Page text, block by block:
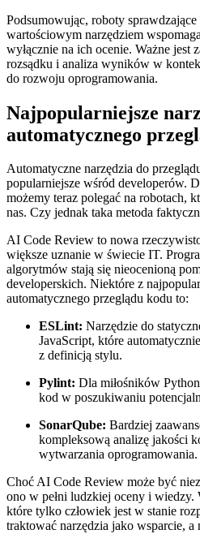
Podsumowując, roboty
wartościowym narzędziem‍
wyłącznie na ich⁢ ocenie. Ważne jest
rozsądku i analiza wyników w
do rozwoju oprogramowania.
Najpopularniejsze⁤
automatycznego
Automatyczne narzędzia do
popularniejsze ​wśród developerów.
możemy⁢ teraz polegać na robotach,
nas. Czy jednak taka ⁢metoda
AI Code Review to nowa
większe uznanie w świecie IT.
algorytmów stają się nieocenioną
developerskich. Niektóre z‌
automatycznego przeglądu kodu to:
ESLint: Narzędzie do
‌JavaScript, które
z definicją stylu.
Pylint: Dla miłośników
kod w poszukiwaniu
SonarQube: Bardziej
kompleksową analizę jakości
wytwarzania oprogramowania.
Choć AI⁤ Code Review może być
ono w pełni ludzkiej oceny i‍ wiedzy.
które tylko człowiek jest⁣ w stanie
traktować narzędzia jako wsparcie,